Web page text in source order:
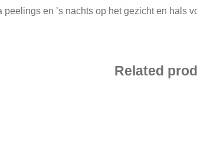
peelings en ’s nachts op het gezicht en hals
Related